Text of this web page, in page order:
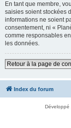
En tant que membre,
saisies soient stockées
informations ne soient
consentement, ni «
comme responsables
les données.
Retour à la page de
Index du forum
Développé